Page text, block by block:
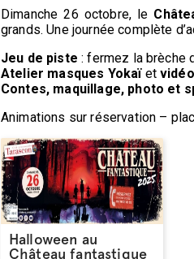
Dimanche 26 octobre, le
grands. Une journée complète
Jeu de piste : fermez la brèche
Atelier masques Yokaïet
Contes, maquillage, photo et
Animations sur réservation –
Halloween au
Château fantastique